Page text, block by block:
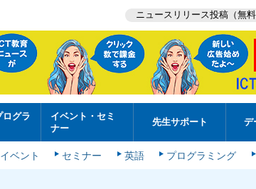
ニュースリリース投稿（無料
ログラ
イベント・セミ
ナー
先生サポート デ
イベント セミナー 英語 プログラミング